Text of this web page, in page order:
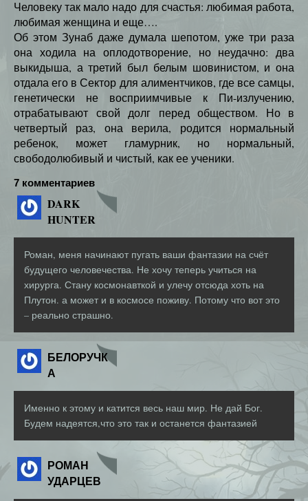
Человеку так мало надо для счастья: любимая работа,
любимая женщина и еще….
Об этом Зунаб даже думала шепотом, уже три раза
она ходила на оплодотворение, но неудачно: два
выкидыша, а третий был белым шовинистом, и она
отдала его в Сектор для алиментчиков, где все самцы,
генетически не восприимчивые к Пи-излучению,
отрабатывают свой долг перед обществом. Но в
четвертый раз, она верила, родится нормальный
ребенок, может гламурник, но нормальный,
свободолюбивый и чистый, как ее ученики.
7 комментариев
DARK
HUNTER
Роман, меня начинают пугать ваши фантазии на счёт
будущего человечества. Не хочу теперь учиться на
хирурга. Стану космонавткой и улечу отсюда хоть на
Плутон. а может и в космосе поживу. Потому что вот это
– реально страшно.
БЕЛОРУЧК
А
Именно к этому и катится весь наш мир. Не дай Бог.
Будем надеятся,что это так и останется фантазией
РОМАН
УДАРЦЕВ